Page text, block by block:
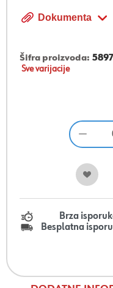
Dokumenta
Šifra proizvoda:
Sve varijacije
Brza
Besplatna